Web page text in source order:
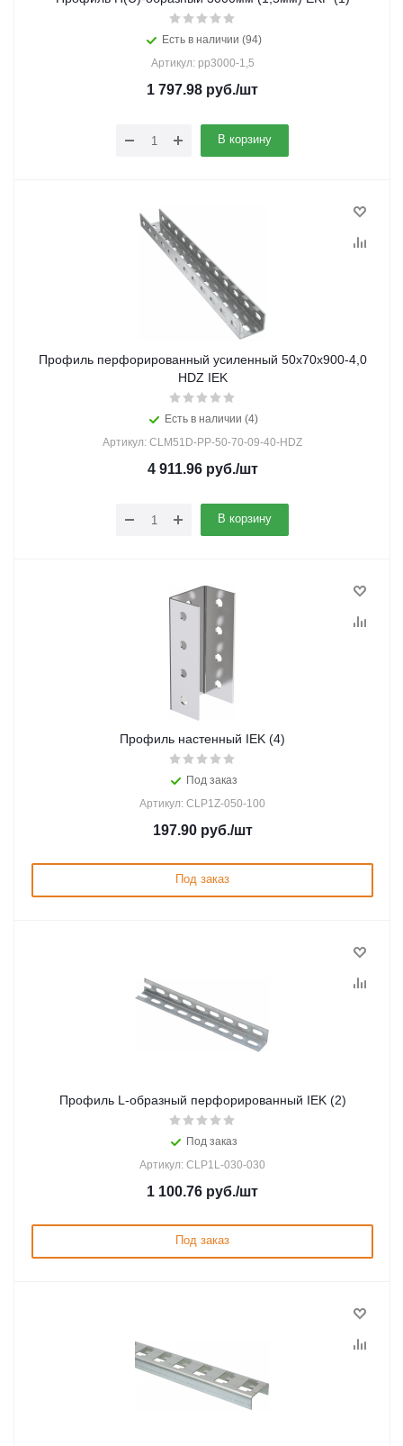
Есть в наличии (94)
Артикул: pp3000-1,5
1 797.98 руб./шт
В корзину
Профиль перфорированный усиленный 50х70х900-4,0
HDZ IEK
Есть в наличии (4)
Артикул: CLM51D-PP-50-70-09-40-HDZ
4 911.96руб./шт
В корзину
Профиль настенный IEK (4)
Под заказ
Артикул: CLP1Z-050-100
197.90руб./шт
Под заказ
Профиль L-образный перфорированный IEK (2)
Под заказ
Артикул: CLP1L-030-030
1 100.76 руб./шт
Под заказ